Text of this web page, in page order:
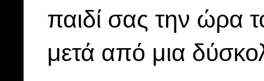
παιδί σας την ώρα
μετά από μια